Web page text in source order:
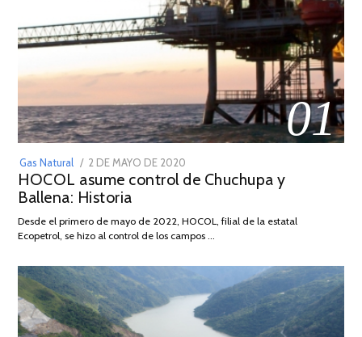
01
Gas Natural
POSTED
ON
2 DE MAYO DE 2020
DE
2026
HOCOL asume control de Chuchupa y
Ballena: Historia
Desde el primero de mayo de 2022, HOCOL, filial de la estatal
Ecopetrol, se hizo al control de los campos …